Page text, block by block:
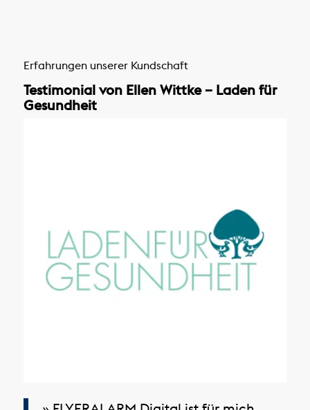
Erfahrungen unserer Kundschaft
Testimonial von Ellen Wittke – Laden für
Gesundheit